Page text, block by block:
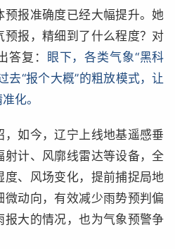
报准确度已经大幅提升。她
预报，精细到了什么程度？对
答复：
眼下，各类气象“黑科
去“报个大概”的粗放模式，让
化。
如今，辽宁上线地基遥感垂
射计、风廓线雷达等设备，全
度、风场变化，提前捕捉局地
微动向，有效减少雨势预判偏
大的情况，也为气象预警争